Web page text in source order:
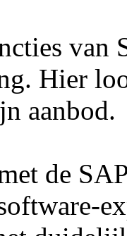
Hier
de